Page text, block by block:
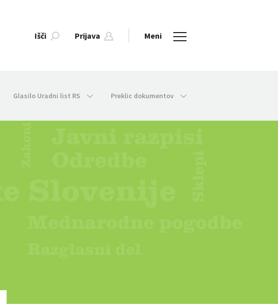
Išči Prijava Meni
Glasilo Uradni list RS Preklic dokumentov